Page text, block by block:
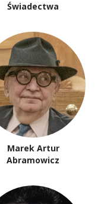
Świadectwa
Marek Artur
Abramowicz